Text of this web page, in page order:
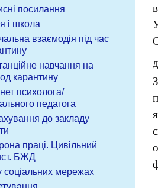
посилання
і школа
взаємодія під час
навчання на
карантину
психолога/
педагога
до закладу
праці. Цивільний
БЖД
соціальних мережах